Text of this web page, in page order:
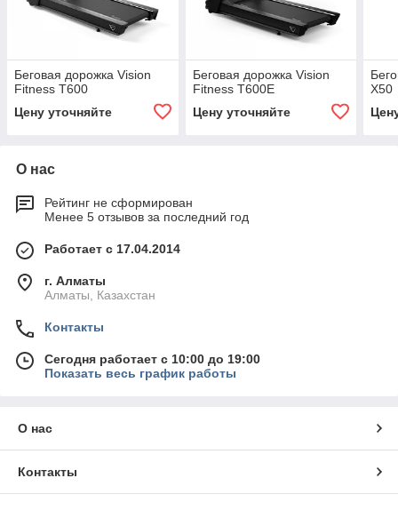
Беговая дорожка Vision
Fitness T600
Цену уточняйте
Беговая дорожка Vision
Fitness T600E
Цену уточняйте
X50
О нас
Рейтинг не сформирован
Менее 5 отзывов за последний год
Работает с 17.04.2014
г. Алматы
Алматы, Казахстан
Контакты
Сегодня работает с 10:00 до 19:00
Показать весь график работы
О нас
Контакты